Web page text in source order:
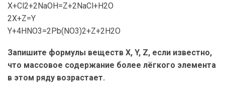
X+Cl2+2NaOH=Z+2NaCl+H2O
2X+Z=Y
Y+4HNO3=2Pb(NO3)2+Z+2H2O
Запишите формулы веществ X, Y, Z, если известно,
что массовое содержание более лёгкого элемента
в этом ряду возрастает.